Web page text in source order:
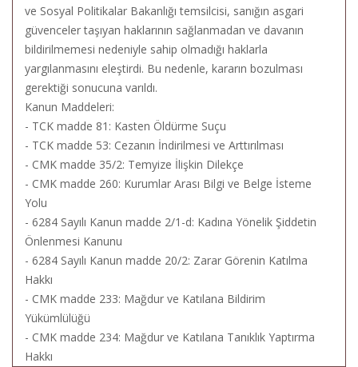
ve Sosyal Politikalar Bakanlığı temsilcisi, sanığın asgari
güvenceler taşıyan haklarının sağlanmadan ve davanın
bildirilmemesi nedeniyle sahip olmadığı haklarla
yargılanmasını eleştirdi. Bu nedenle, kararın bozulması
gerektiği sonucuna varıldı.
Kanun Maddeleri:
- TCK madde 81: Kasten Öldürme Suçu
- TCK madde 53: Cezanın İndirilmesi ve Arttırılması
- CMK madde 35/2: Temyize İlişkin Dilekçe
- CMK madde 260: Kurumlar Arası Bilgi ve Belge İsteme
Yolu
- 6284 Sayılı Kanun madde 2/1-d: Kadına Yönelik Şiddetin
Önlenmesi Kanunu
- 6284 Sayılı Kanun madde 20/2: Zarar Görenin Katılma
Hakkı
- CMK madde 233: Mağdur ve Katılana Bildirim
Yükümlülüğü
- CMK madde 234: Mağdur ve Katılana Tanıklık Yaptırma
Hakkı